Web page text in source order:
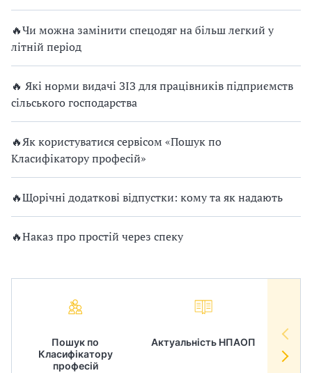
🔥Чи можна замінити спецодяг на більш легкий у
літній період
🔥 Які норми видачі ЗІЗ для працівників підприємств
сільського господарства
🔥Як користуватися сервісом «Пошук по
Класифікатору професій»
🔥Щорічні додаткові відпустки: кому та як надають
🔥Наказ про простій через спеку
Пошук по
Класифікатору
професій
Актуальність НПАОП